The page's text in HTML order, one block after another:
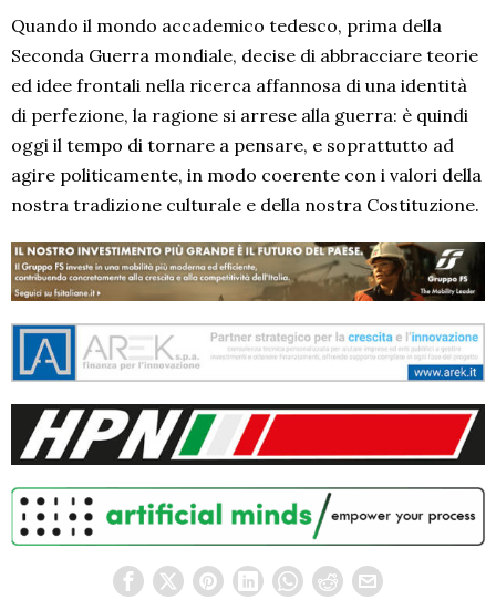
Quando il mondo accademico tedesco, prima della
Seconda Guerra mondiale, decise di abbracciare teorie
ed idee frontali nella ricerca affannosa di una identità
di perfezione, la ragione si arrese alla guerra: è quindi
oggi il tempo di tornare a pensare, e soprattutto ad
agire politicamente, in modo coerente con i valori della
nostra tradizione culturale e della nostra Costituzione.